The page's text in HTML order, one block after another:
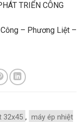
TRIỂN CÔNG
– Phương Liệt –
32x45 , máy ép nhiệt